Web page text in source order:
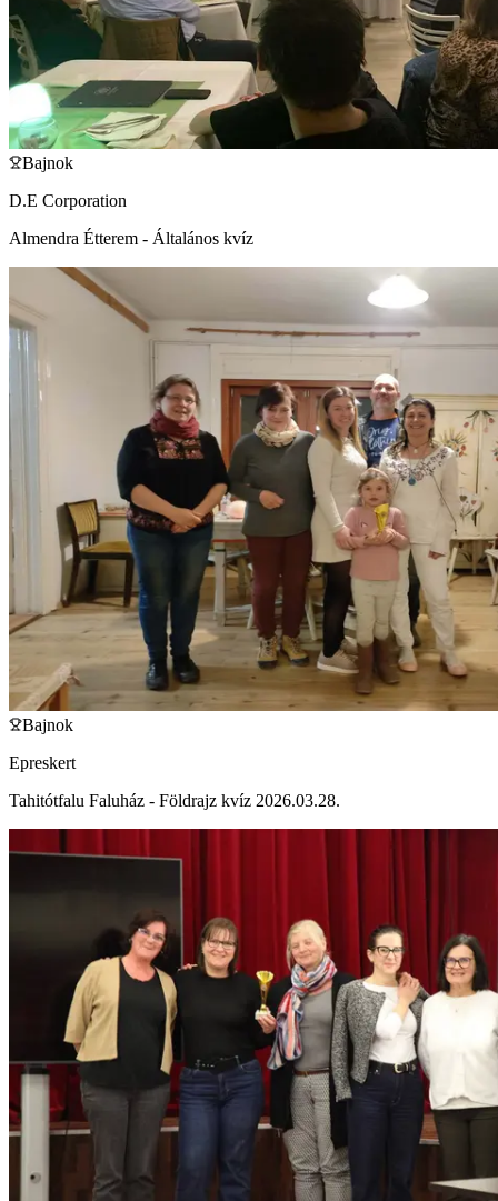
Bajnok
D.E Corporation
Almendra Étterem - Általános kvíz
Bajnok
Epreskert
Tahitótfalu Faluház - Földrajz kvíz 2026.03.28.